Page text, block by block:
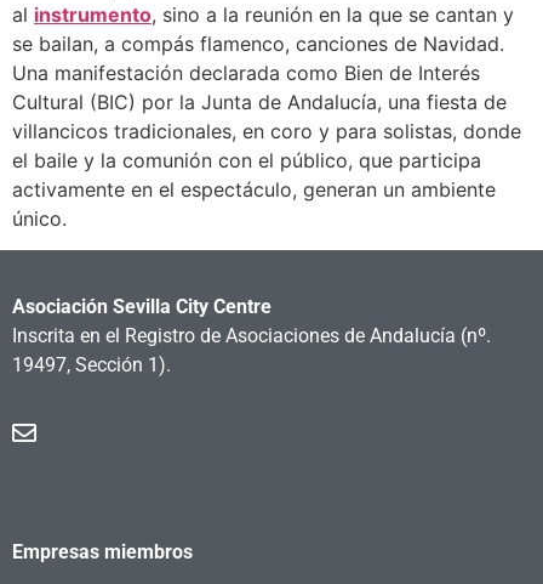
al instrumento, sino a la reunión en la que se cantan y
se bailan, a compás flamenco, canciones de Navidad.
Una manifestación declarada como Bien de Interés
Cultural (BIC) por la Junta de Andalucía, una fiesta de
villancicos tradicionales, en coro y para solistas, donde
el baile y la comunión con el público, que participa
activamente en el espectáculo, generan un ambiente
único.
Asociación Sevilla City Centre
Inscrita en el Registro de Asociaciones de Andalucía (nº.
19497, Sección 1).
Empresas miembros